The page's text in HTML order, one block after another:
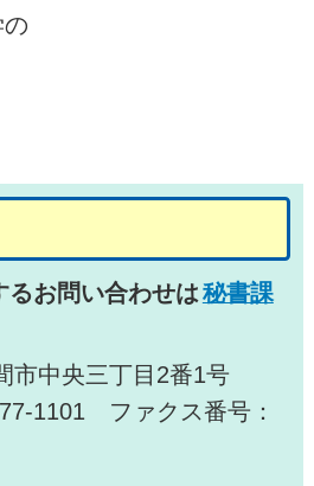
るお問い合わせは秘書課
中央三丁目2番1号
1101 ファクス番号：